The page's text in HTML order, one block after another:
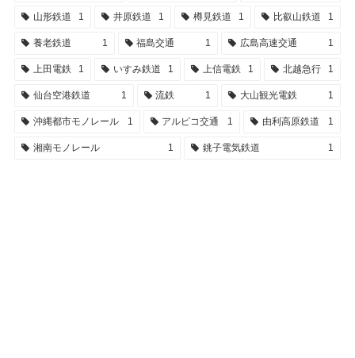
山形鉄道 1 井原鉄道 1 樽見鉄道 1 比叡山鉄道 1
養老鉄道 1 福島交通 1 広島高速交通 1
上田電鉄 1 いすみ鉄道 1 上信電鉄 1 北越急行 1
仙台空港鉄道 1 流鉄 1 大山観光電鉄 1
沖縄都市モノレール 1 アルピコ交通 1 由利高原鉄道 1
湘南モノレール 1 銚子電気鉄道 1